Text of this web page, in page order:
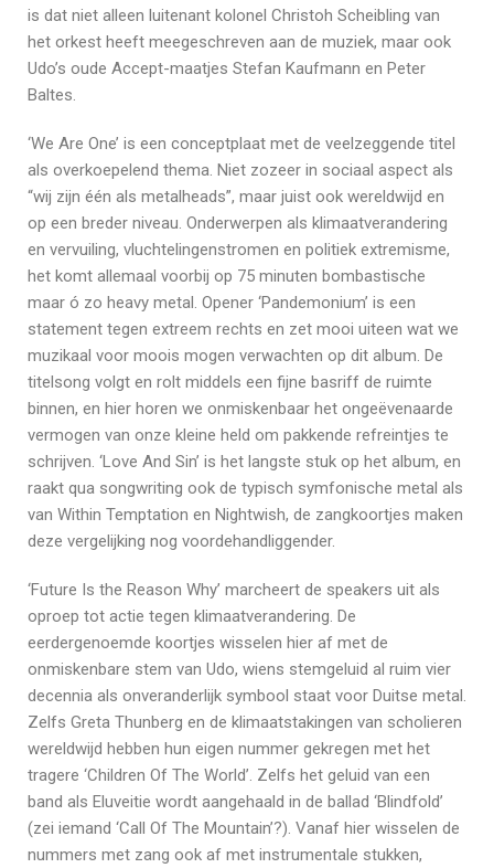
is dat niet alleen luitenant kolonel Christoh Scheibling van
het orkest heeft meegeschreven aan de muziek, maar ook
Udo’s oude Accept-maatjes Stefan Kaufmann en Peter
Baltes.
‘We Are One’ is een conceptplaat met de veelzeggende titel
als overkoepelend thema. Niet zozeer in sociaal aspect als
“wij zijn één als metalheads”, maar juist ook wereldwijd en
op een breder niveau. Onderwerpen als klimaatverandering
en vervuiling, vluchtelingenstromen en politiek extremisme,
het komt allemaal voorbij op 75 minuten bombastische
maar ó zo heavy metal. Opener ‘Pandemonium’ is een
statement tegen extreem rechts en zet mooi uiteen wat we
muzikaal voor moois mogen verwachten op dit album. De
titelsong volgt en rolt middels een fijne basriff de ruimte
binnen, en hier horen we onmiskenbaar het ongeëvenaarde
vermogen van onze kleine held om pakkende refreintjes te
schrijven. ‘Love And Sin’ is het langste stuk op het album, en
raakt qua songwriting ook de typisch symfonische metal als
van Within Temptation en Nightwish, de zangkoortjes maken
deze vergelijking nog voordehandliggender.
‘Future Is the Reason Why’ marcheert de speakers uit als
oproep tot actie tegen klimaatverandering. De
eerdergenoemde koortjes wisselen hier af met de
onmiskenbare stem van Udo, wiens stemgeluid al ruim vier
decennia als onveranderlijk symbool staat voor Duitse metal.
Zelfs Greta Thunberg en de klimaatstakingen van scholieren
wereldwijd hebben hun eigen nummer gekregen met het
tragere ‘Children Of The World’. Zelfs het geluid van een
band als Eluveitie wordt aangehaald in de ballad ‘Blindfold’
(zei iemand ‘Call Of The Mountain’?). Vanaf hier wisselen de
nummers met zang ook af met instrumentale stukken,